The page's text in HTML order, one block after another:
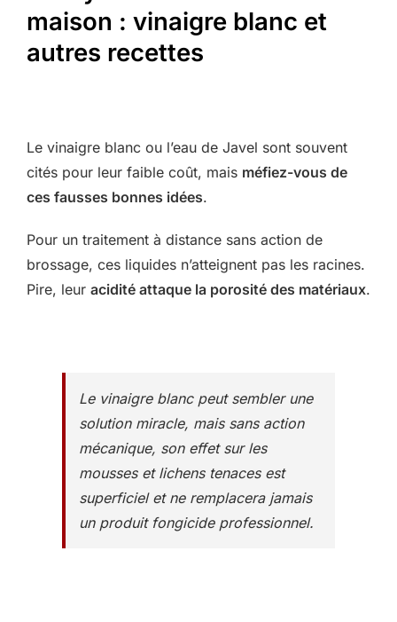
maison : vinaigre blanc et
autres recettes
Le vinaigre blanc ou l’eau de Javel sont souvent
cités pour leur faible coût, mais méfiez-vous de
ces fausses bonnes idées.
Pour un traitement à distance sans action de
brossage, ces liquides n’atteignent pas les racines.
Pire, leur acidité attaque la porosité des matériaux.
Le vinaigre blanc peut sembler une
solution miracle, mais sans action
mécanique, son effet sur les
mousses et lichens tenaces est
superficiel et ne remplacera jamais
un produit fongicide professionnel.